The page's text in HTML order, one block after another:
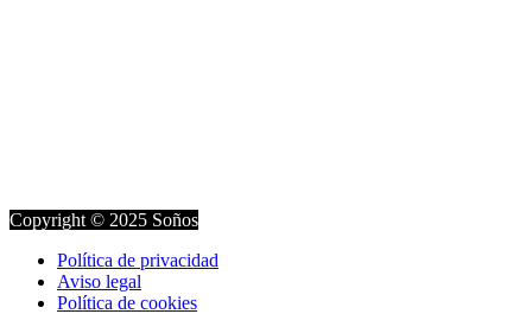
Copyright © 2025 Soños
Política de privacidad
Aviso legal
Política de cookies